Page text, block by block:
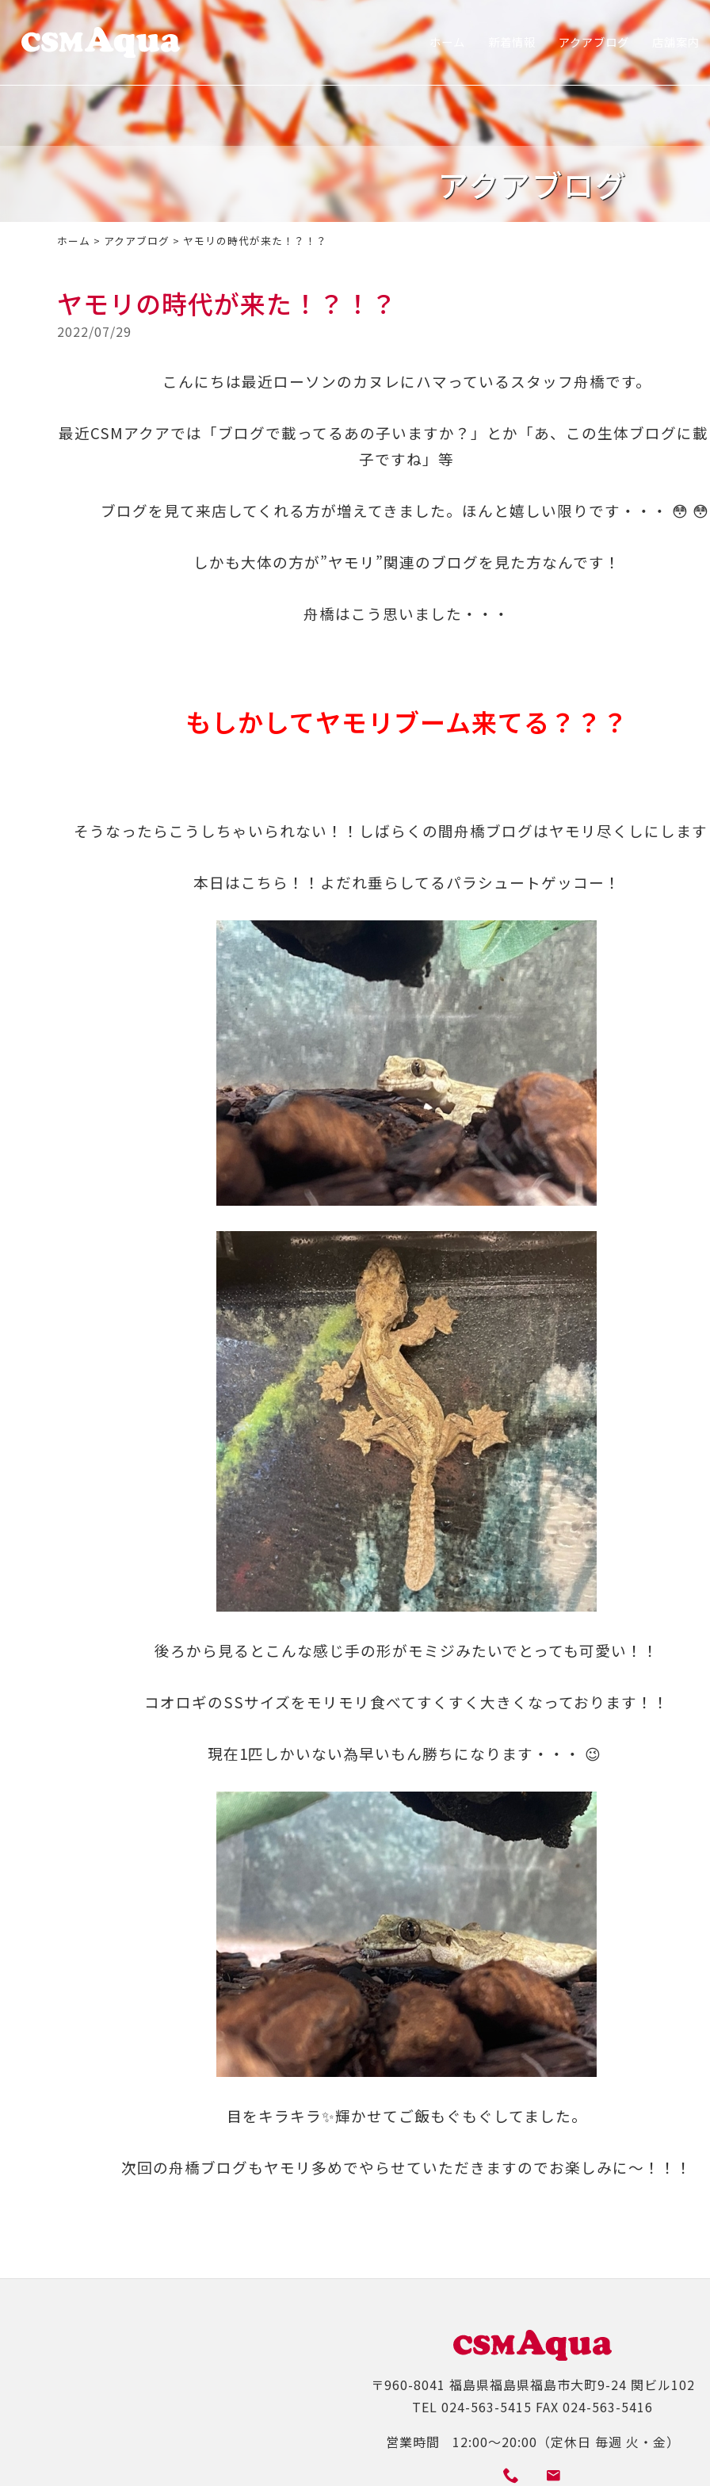
ホーム アクアブログ
アクアブログ
ホーム > アクアブログ > ヤモリの時代が来た！？！？
ヤモリの時代が来た！？！？
2022/07/29
こんにちは最近ローソンのカヌレにハマっているスタッフ舟橋です。
最近CSMアクアでは「ブログで載ってるあの子いますか？」とか「あ、この生体ブログに
子ですね」等
ブログを見て来店してくれる方が増えてきました。ほんと嬉しい限りです・・・ 😳
しかも大体の方が”ヤモリ”関連のブログを見た方なんです！
舟橋はこう思いました・・・
もしかしてヤモリブーム来てる？？？
そうなったらこうしちゃいられない！！しばらくの間舟橋ブログはヤモリ尽くしにしま
本日はこちら！！よだれ垂らしてるパラシュートゲッコー！
後ろから見るとこんな感じ手の形がモミジみたいでとっても可愛い！！
コオロギのSSサイズをモリモリ食べてすくすく大きくなっております！！
現在1匹しかいない為早いもん勝ちになります・・・ 😉
目をキラキラ✨輝かせてご飯もぐもぐしてました。
次回の舟橋ブログもヤモリ多めでやらせていただきますのでお楽しみに～！！！
〒960-8041 福島県福島県福島市大町9-24 関ビル102
TEL 024-563-5415 FAX 024-563-5416
営業時間
12:00～20:00（定休日 毎週 火・金）